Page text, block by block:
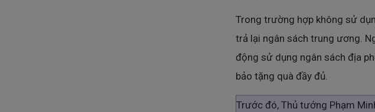
Trong trường hợp không sử
trả lại ngân sách trung ương.
động sử dụng ngân sách địa
bảo tặng quà đầy đủ.
Trước đó, Thủ tướng Phạm